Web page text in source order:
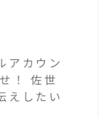
アカウン
！ 佐世
えしたい